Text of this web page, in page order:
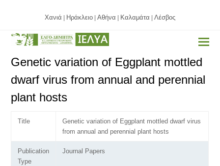
Χανιά Ηράκλειο Αθήνα Καλαμάτα Λέσβος
Genetic variation of Eggplant mottled
dwarf virus from annual and perennial
plant hosts
Title
Genetic variation of Eggplant mottled dwarf virus
from annual and perennial plant hosts
Publication
Type
Journal Papers